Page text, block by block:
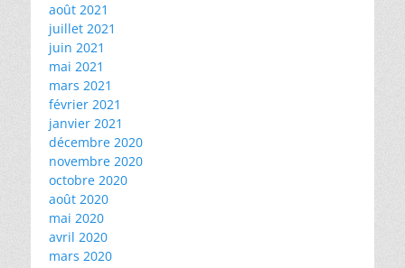
août 2021
juillet 2021
juin 2021
mai 2021
mars 2021
février 2021
janvier 2021
décembre 2020
novembre 2020
octobre 2020
août 2020
mai 2020
avril 2020
mars 2020